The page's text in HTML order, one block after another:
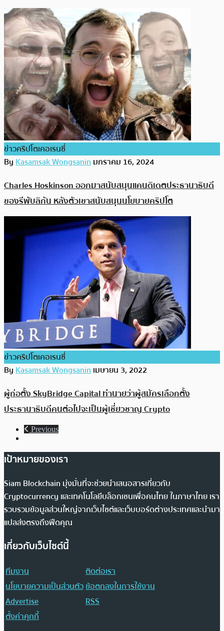
ข่าวคริปโตเคอเรนซี่
ByKasamsak Wongsaninมกราคม 16, 2024
Charles Hoskinson ออกมาสนับสนุนแคนดิเดตประธานาธิบดี
ของรีพับลิกัน หลังตัวเขาสนับสนุนนโยบายคริปโต
ข่าวคริปโตเคอเรนซี่
ByKasamsak Wongsaninเมษายน 3, 2022
ผู้ก่อตั้ง SkyBridge Capital ทำนายว่าผู้สมัครเลือกตั้ง
ประธานาธิบดีคนต่อไปจะเป็นผู้เชี่ยวชาญ Crypto
Previous
เป้าหมายของเรา
Siam Blockchain มุ่งมั่นที่จะช่วยนำเสนอสารเกี่ยวกับ
Cryptocurrency และเทคโนโลยีบล็อกเชนเพื่อคนไทย ในภาษาไทย เรา
รวบรวมข้อมูลส่วนใหญ่จากเว็บไซต์และเว็บบอร์ดต่างประเทศและนำมา
แปลส่งตรงถึงฟีดคุณ
เกี่ยวกับเว็บไซต์นี้
ทีมงาน
ติดต่อเรา
นโยบายความเป็นส่วนตัวข้อตกลงในการใช้งาน
Advertise
RSS
ตั้งค่าคุกกี้